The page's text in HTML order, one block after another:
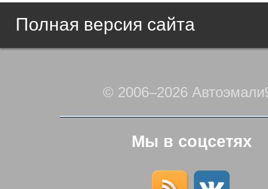
Полная версия сайта
© 2006–2026
Мы в соцсетях